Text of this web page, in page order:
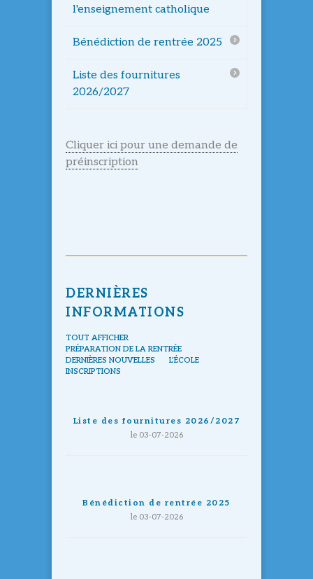
l'enseignement catholique
Bénédiction de rentrée 2025
Liste des fournitures
2026/2027
Cliquer ici pour une demande de
préinscription
DERNIÈRES
INFORMATIONS
TOUT AFFICHER
PRÉPARATION DE LA RENTRÉE
DERNIÈRES NOUVELLES
L'ÉCOLE
INSCRIPTIONS
Liste des fournitures 2026/2027
le 03-07-2026
Bénédiction de rentrée 2025
le 03-07-2026